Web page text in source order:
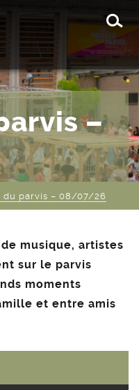
–
du parvis – 08/07/26
musique, artistes
sur le parvis
moments
et entre amis